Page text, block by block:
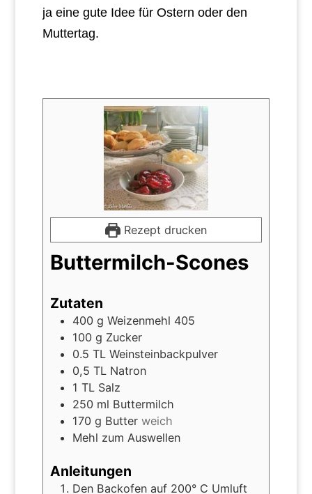
ja eine gute Idee für Ostern oder den
Muttertag.
Rezept drucken
Buttermilch-Scones
Zutaten
400 g Weizenmehl 405
100 g Zucker
0.5 TL Weinsteinbackpulver
0,5 TL Natron
1 TL Salz
250 ml Buttermilch
170 g Butter weich
Mehl zum Auswellen
Anleitungen
Den Backofen auf 200° C Umluft